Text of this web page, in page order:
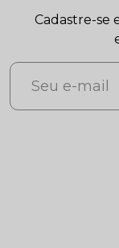
Cadastre-se